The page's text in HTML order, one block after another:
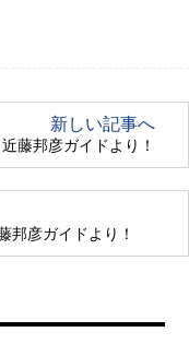
新しい記事へ
藤邦彦ガイドより！
邦彦ガイドより！